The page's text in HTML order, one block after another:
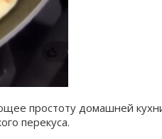
простоту домашней
перекуса.